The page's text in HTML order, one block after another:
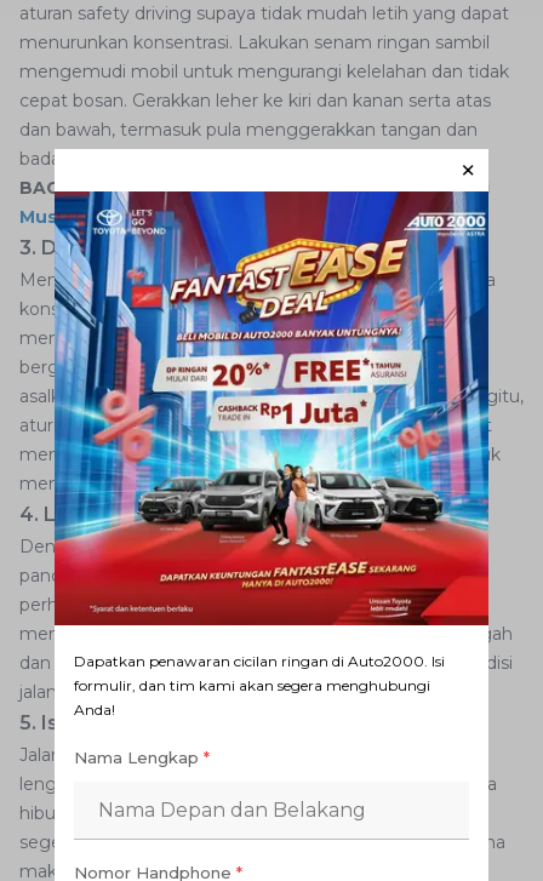
aturan safety driving supaya tidak mudah letih yang dapat
menurunkan konsentrasi. Lakukan senam ringan sambil
mengemudi mobil untuk mengurangi kelelahan dan tidak
cepat bosan. Gerakkan leher ke kiri dan kanan serta atas
dan bawah, termasuk pula menggerakkan tangan dan
badan supaya tidak kaku dan tetap rileks.
BACA JUGA:Panduan Merawat Velg Mobil Toyota di
Musim Hujan
3. Dengarkan Musik
Mendengarkan musik yang sesuai selera dapat menjaga
konsentrasi dan membuat tubuh lebih rileks saat
mengemudi mobil. Sesekali ikut berdendang atau
bergoyang mengikuti irama lagu juga tidak masalah
asalkan pikiran tetap fokus ke jalan di depan. Namun begitu,
atur volume musik jangan terlalu keras agar tetap dapat
mendengarkan suara dari lingkungan sekitar mobil untuk
mengantisipasi keadaan.
4. Lepaskan Pandangan Keluar Mobil
Dengan tetap menjaga kewaspadaan, lepaskanlah
pandangan keluar mobil dan cari sesuatu yang menarik
perhatian supaya tidak cepat bosan. Sempatkan pula
menengok kondisi di belakang mobil melalui spion tengah
dan samping yang juga berguna untuk memantau kondisi
jalan di belakang.
5. Istirahat di Rest Area
Jalan tol trans Jawa mempunyai fasilitas rest area yang
lengkap dan nyaman, bahkan ada yang memiliki wahana
hiburan untuk keluarga. Jangan paksakan mengemudi,
segera istirahat di rest area kalau telah berkendara selama
maksimal 3 jam untuk mengurangi badan letih dan rasa
Dapatkan penawaran cicilan ringan di Auto2000. Isi
formulir, dan tim kami akan segera menghubungi
Anda!
Nama Lengkap *
Nomor Handphone *